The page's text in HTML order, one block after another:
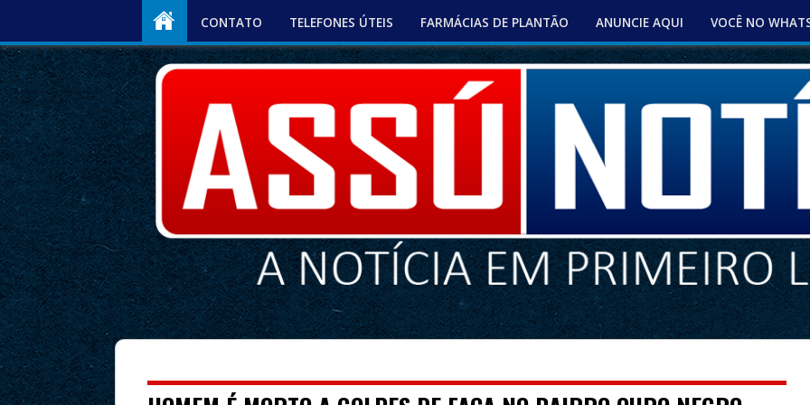
CONTATO TELEFONES ÚTEIS FARMÁCIAS DE PLANTÃO ANUNCIE AQUI VOCÊ NO